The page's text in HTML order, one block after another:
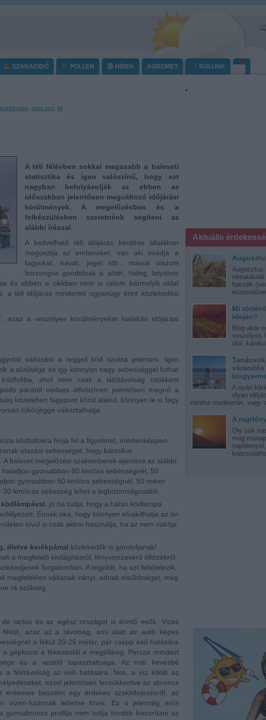
SZABADIDŐ POLLEN HÍREK AGROMET RÓLUNK
közlekedés ónos eső, tél
A téli félévben sokkal magasabb a baleseti
statisztika és igen valószínű, hogy ezt
nagyban befolyásolják az ebben az
időszakban jelentősen megváltozó időjárási
körülmények. A megelőzésben és a
felkészülésben szeretnénk segíteni az
alábbi írással.
A kedvelhető téli időjárás kérdése általában
megosztja az embereket, van aki imádja a
fagyokat, havat, jeget stb., mások viszont
borzongva gondolnak a sötét, hideg, latyakos
és ebben a cikkben nem is célom bármelyik oldal
a téli időjárás mindenkit ugyanúgy érint közlekedési
azaz a veszélyes körülményeket kialakító időjárási
változást a reggeli köd szokta jelenteni. Igen
a sűrűsége és így könnyen nagy sebességgel futhat
ahol nem csak a látótávolság csökkent
párától nedves útfelszínen jelentősen megnő a
közelében fagypont körül alakul, könnyen le is fagy
tükörjéggé változtathatja.
ködfoltokra hívja fel a figyelmet, mindenképpen
utazási sebességet, hogy bármikor
baleset megelőzési szakemberek ajánlása az alábbi:
gyorsabban 80 km/óra sebességnél, 50
gyorsabban 50 km/óra sebességnél, 50 méter
km/órás sebesség lehet a legbiztonságosabb.
ködlámpával , jó ha tudja, hogy a hátsó ködlámpa
Ennek oka, hogy könnyen elvakíthatja az ön
kívül is csak akkor használja, ha az nem vakítja
illetve kerékpárral közlekedők is gondoljanak!
a megfelelő kivilágításról, fényvisszaverő öltözékről,
forgalomban. A legjobb, ha azt feltételezik,
megfelelően váltanak irányt, adnak elsőbbséget, még
rá szükség.
tartós és az egész országot is érintő esők. Vizes
fékút, azaz az a távolság, ami alatt az autó képes
a fékút 20-25 méter, pár csepp eső hatására
gépkocsi a fékezéstől a megállásig. Persze mindezt
és a vezető tapasztaltsága. Az már kevésbé
a féktávolság az eső hatására. Nos, a víz kitölti az
ezzel jelentősen lecsökkentve az abroncs
beszélni egy érdekes szakkifejezésről, az
vízen-futásnak lehetne hívni. Ez a jelenség erős
gumiabroncs profilja nem tudja tovább kiszorítani az
Aktuális
Augusztus
rómaiaknál
hatodik
Mi
idején?
Még akár
veszélyes
ülni,
A nyári
olyan
mintha mediterrán, vagy
A
Oly sok
meg